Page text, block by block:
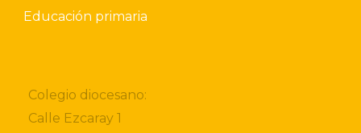
Educación primaria
Colegio diocesano:
Calle Ezcaray 1